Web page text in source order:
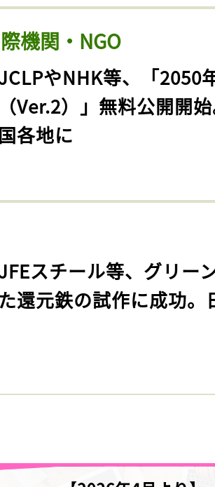
機関・NGO
JCLPやNHK等、「2050
Ver.2）」無料公開開
各地に
JFEスチール等、グリー
還元鉄の試作に成功。